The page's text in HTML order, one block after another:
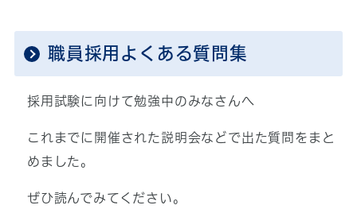
職員採用よくある質問集
採用試験に向けて勉強中のみなさんへ
これまでに開催された説明会などで出た質問をまと
めました。
ぜひ読んでみてください。